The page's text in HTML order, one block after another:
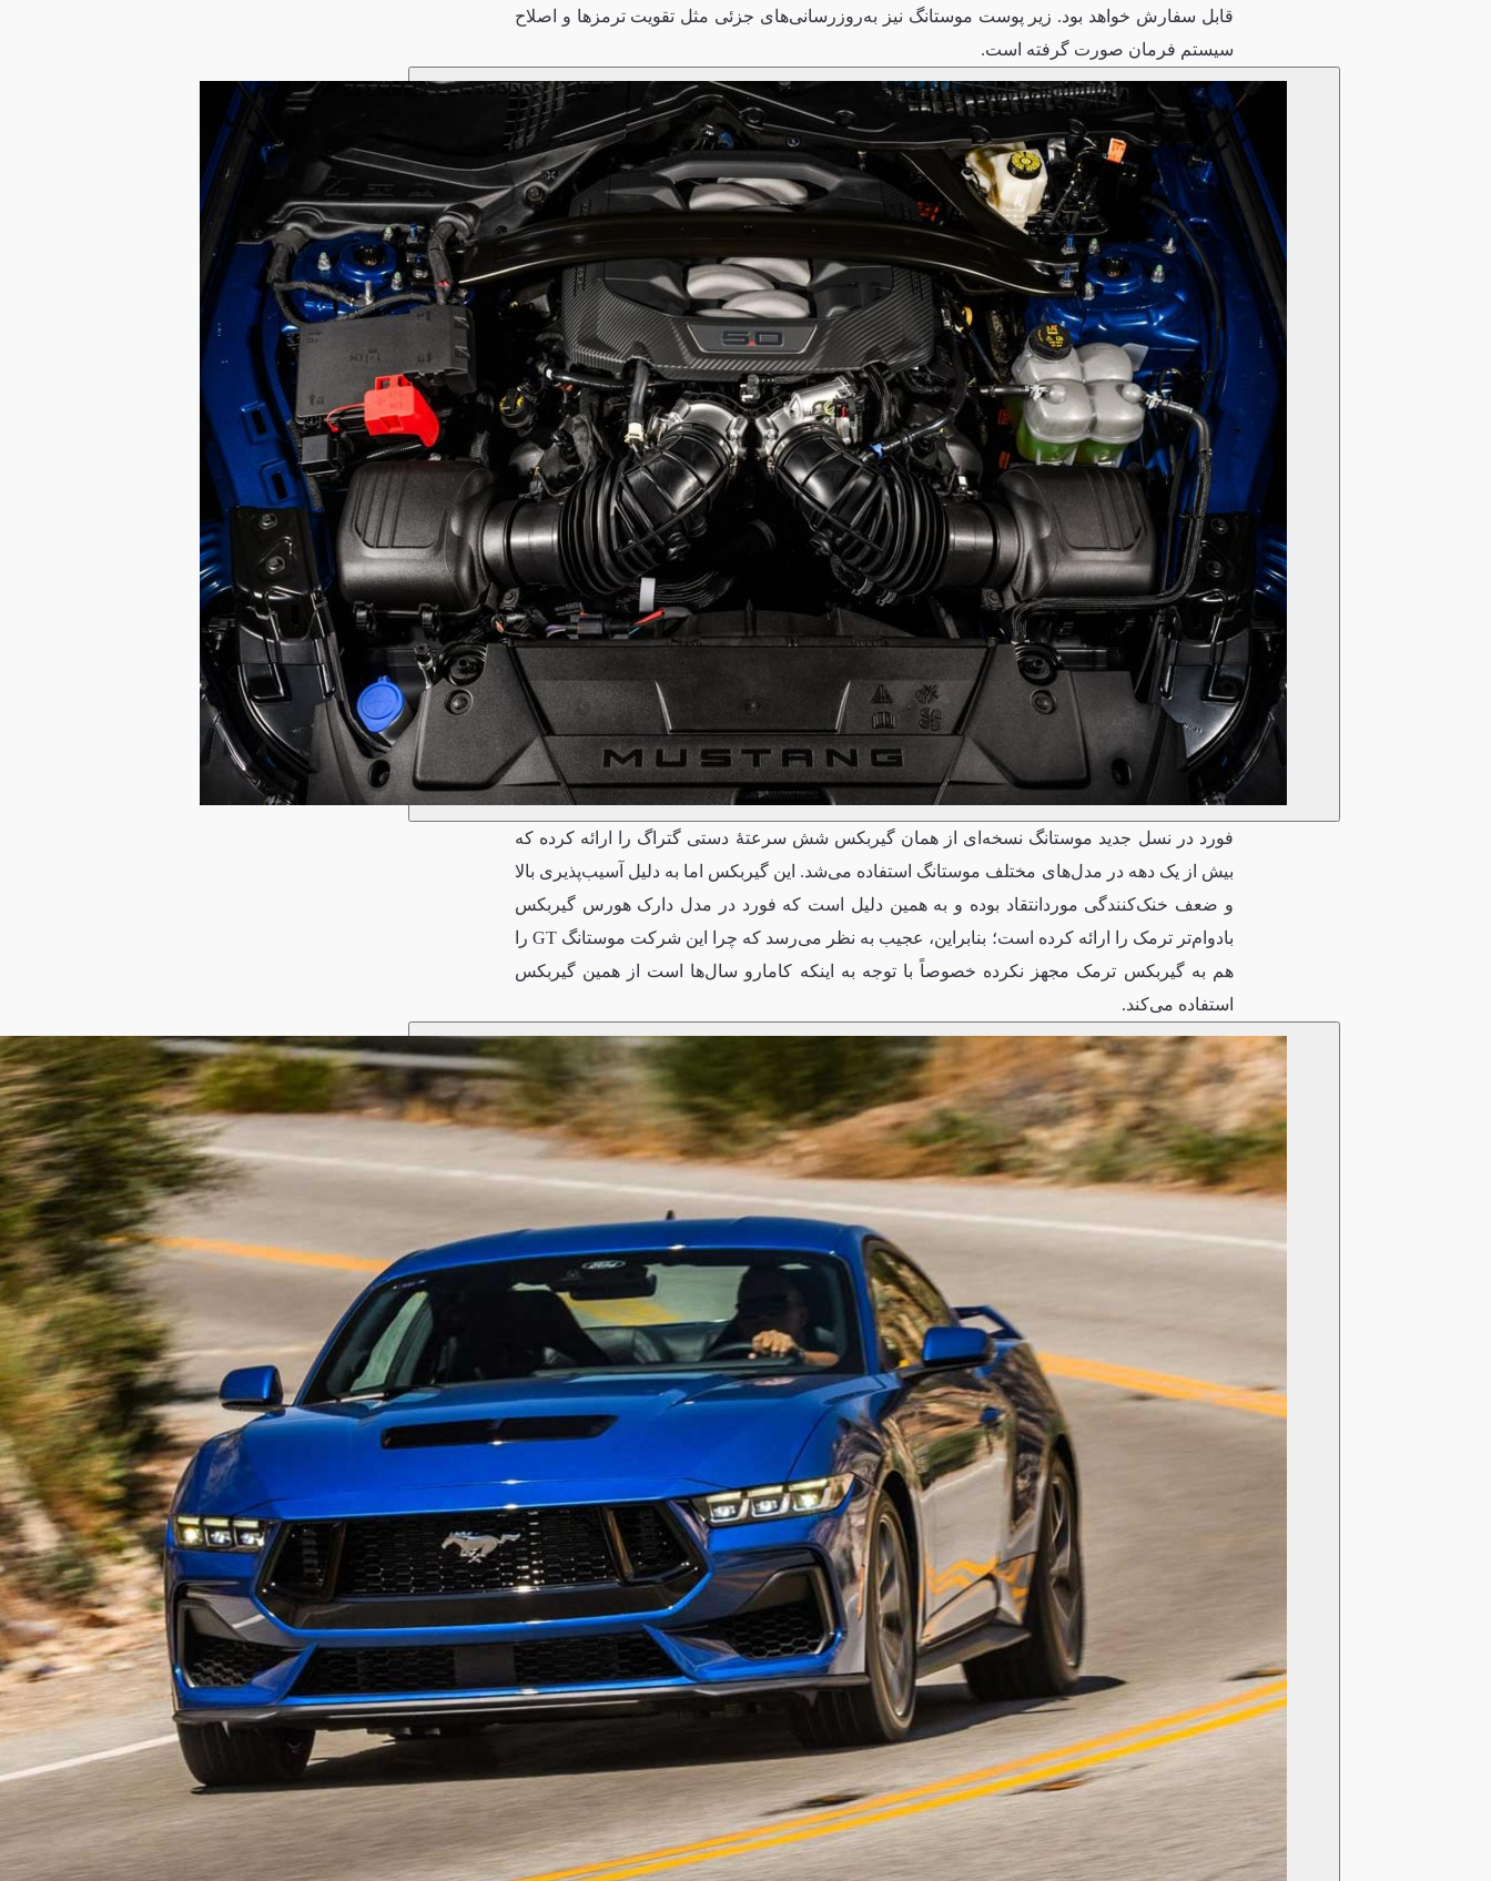
قابل سفارش خواهد بود. زیر پوست موستانگ نیز به‌روزرسانی‌های جزئی مثل تقویت ترمزها و اصلاح
سیستم فرمان صورت گرفته است.
فورد در نسل جدید موستانگ نسخه‌ای از همان گیربکس شش سرعتهٔ دستی گتراگ را ارائه کرده که
بیش از یک دهه در مدل‌های مختلف موستانگ استفاده می‌شد. این گیربکس اما به دلیل آسیب‌پذیری بالا
و ضعف خنک‌کنندگی موردانتقاد بوده و به همین دلیل است که فورد در مدل دارک هورس گیربکس
بادوام‌تر ترمک را ارائه کرده است؛ بنابراین، عجیب به نظر می‌رسد که چرا این شرکت موستانگ GT را
هم به گیربکس ترمک مجهز نکرده خصوصاً با توجه به اینکه کامارو سال‌ها است از همین گیربکس
استفاده می‌کند.